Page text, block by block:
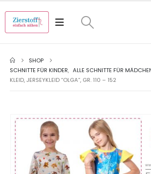
SHOP
SCHNITTE FÜR KINDER, ALLE SCHNITTE FÜR
KLEID, JERSEYKLEID “OLGA”, GR. 110 – 152